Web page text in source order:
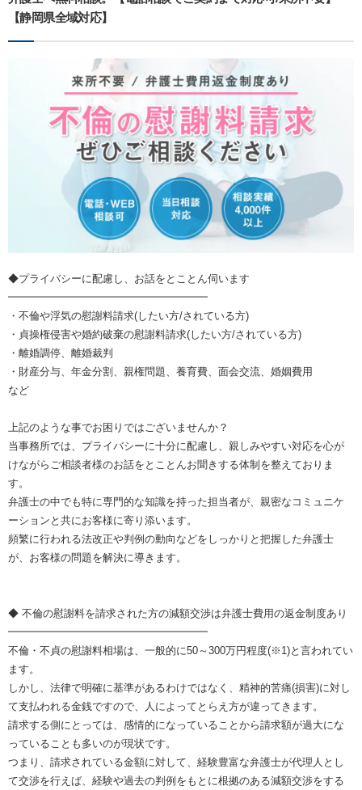
【静岡県全域対応】
◆プライバシーに配慮し、お話をとことん伺います
━━━━━━━━━━━━━━━━━━━
・不倫や浮気の慰謝料請求(したい方/されている方)
・貞操権侵害や婚約破棄の慰謝料請求(したい方/されている方)
・離婚調停、離婚裁判
・財産分与、年金分割、親権問題、養育費、面会交流、婚姻費用
など
上記のような事でお困りではございませんか？
当事務所では、プライバシーに十分に配慮し、親しみやすい対応を心が
けながらご相談者様のお話をとことんお聞きする体制を整えておりま
す。
弁護士の中でも特に専門的な知識を持った担当者が、親密なコミュニケ
ーションと共にお客様に寄り添います。
頻繁に行われる法改正や判例の動向などをしっかりと把握した弁護士
が、お客様の問題を解決に導きます。
◆ 不倫の慰謝料を請求された方の減額交渉は弁護士費用の返金制度あり
━━━━━━━━━━━━━━━━━━━
不倫・不貞の慰謝料相場は、一般的に50～300万円程度(※1)と言われてい
ます。
しかし、法律で明確に基準があるわけではなく、精神的苦痛(損害)に対し
て支払われる金銭ですので、人によってとらえ方が違ってきます。
請求する側にとっては、感情的になっていることから請求額が過大にな
っていることも多いのが現状です。
つまり、請求されている金額に対して、経験豊富な弁護士が代理人とし
て交渉を行えば、経験や過去の判例をもとに根拠のある減額交渉をする